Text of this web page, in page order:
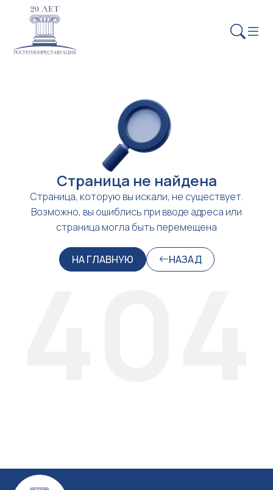
Страница не найдена
Страница, которую вы искали, не существует.
Возможно, вы ошиблись при вводе адреса или
страница могла быть перемещена
НА ГЛАВНУЮ НАЗАД